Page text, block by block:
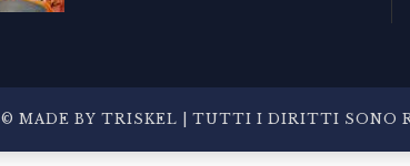
© MADE BY TRISKEL | TUTTI I DIRITTI SONO